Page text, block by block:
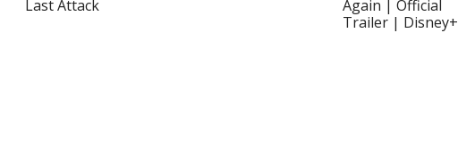
Last Attack
Again | Official
Trailer | Disney+